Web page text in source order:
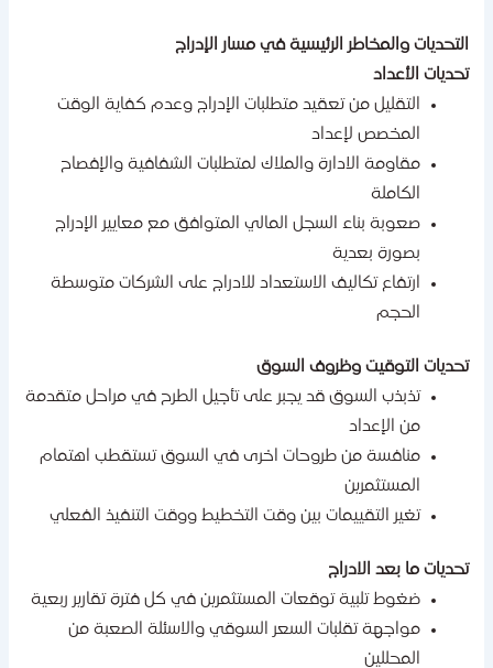
والمخاطر الرئيسية في مسار الإدراج
الأعداد
التقليل من تعقيد متطلبات الإدراج وعدم كفاية الوقت
المخصص لإعداد
مقاومة الادارة والملاك لمتطلبات الشفافية والإفصاح
الكاملة
صعوبة بناء السجل المالي المتوافق مع معايير الإدراج
بصورة بعدية
ارتفاع تكاليف الاستعداد للادراج على الشركات متوسطة
الحجم
التوقيت وظروف السوق
تذبذب السوق قد يجبر على تأجيل الطرح في مراحل متقدمة
من الإعداد
منافسة من طروحات اخرى في السوق تستقطب اهتمام
المستثمرين
تغير التقييمات بين وقت التخطيط ووقت التنفيذ الفعلي
ما بعد الادراج
ضغوط تلبية توقعات المستثمرين في كل فترة تقارير ربعية
مواجهة تقلبات السعر السوقي والاسئلة الصعبة من
المحللين